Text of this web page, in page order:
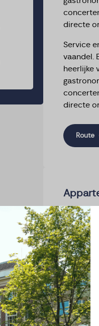
directe
Service
vaandel.
heerlijke
directe
Route
Het
tot 80
tuin. Elk
eigen
Het
omvat